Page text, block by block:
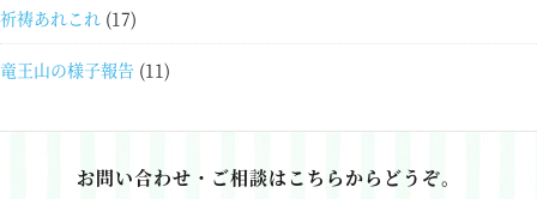
祈祷あれこれ (17)
竜王山の様子報告 (11)
お問い合わせ・ご相談はこちらからどうぞ。